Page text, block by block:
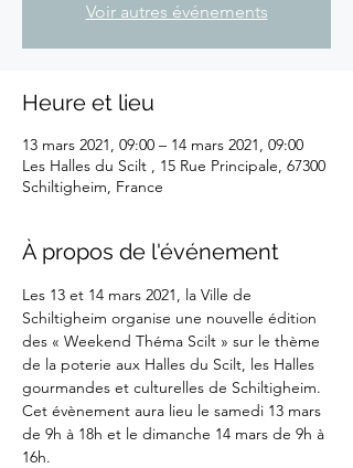
Voir autres événements
Heure et lieu
13 mars 2021, 09:00 – 14 mars 2021, 09:00
Les Halles du Scilt , 15 Rue Principale, 67300
Schiltigheim, France
À propos de l'événement
Les 13 et 14 mars 2021, la Ville de
Schiltigheim organise une nouvelle édition
des « Weekend Théma Scilt » sur le thème
de la poterie aux Halles du Scilt, les Halles
gourmandes et culturelles de Schiltigheim.
Cet évènement aura lieu le samedi 13 mars
de 9h à 18h et le dimanche 14 mars de 9h à
16h.